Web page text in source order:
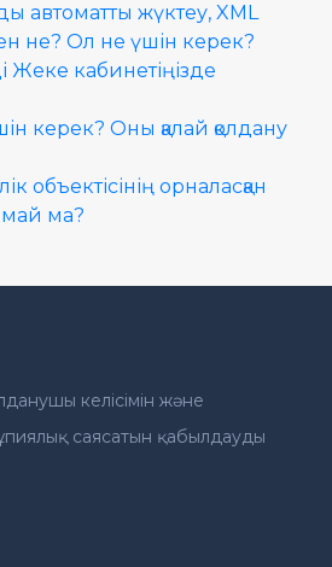
Жеке
қолдану
ма?
автоматты жүктеу, XML
не? Ол не үшін керек?
Жеке кабинетіңізде
керек? Оны қалай қолдану
орналасқан
ма?
келісімін және
саясатын қабылдауды